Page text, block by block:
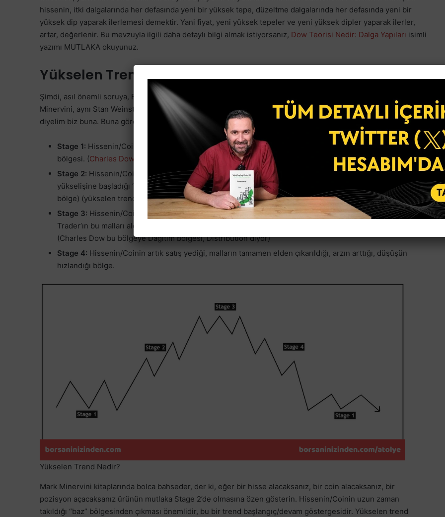
hissenin, itki dalgalarında her defasında yeni bir yüksek tepe, düzeltme dalgalarında her defasında yeni bir
yüksek dip yaparak ilerlemesi demektir. Yani fiyat, yeni yüksek tepeler ve yeni yüksek dipler yaparak ilerler,
artar, değerlenir. Bu mevzuyla ilgili daha detaylı bilgi almak istiyorsanız, Dow Teorisi Nedir: Dalga Yapıları isimli
yazımı MUTLAKA okuyunuz.
Yükselen Trend Nedir? Stage 1-2-3-4 Açıklaması
Şimdi, asıl önemli soruya, Bir Hissenin Yükselen Trendde Olup Olmadığı Nasıl Anlaşılır sorusuna bakalım. Mark
Minervini, aynı Stan Weinstein gibi, bir hissenin dalga yapısının 4 aşamadan oluştuğuna inanıyor. 4 Stage
diyelim biz buna. Buna göre, bir hissenin döngüsü 4 aşamadan oluşur.
Stage 1: Hissenin/Coinin dip olduğu, toplandığı, büyük para sahiplerinin maliyetlendiği konsolidasyon
bölgesi. (Charles Dow
’un Toplama dediği, Accumulation dediği bölge)
Stage 2: Hissenin/Coinin Stage 1’deki konsolidasyonu kırdığı, yukarı doğru iyi bir atak yaptığı, orta vade
yükselişine başladığı “trend” bölgesi, yükseliş bölgesi. (Charles Dow’un Katılım dediği, Mark Up dediği
bölge) (yükselen trend nedir sorusunun temel cevabı burada)
Stage 3: Hissenin/Coinin tepede pik yaptığı, malların Akıllı Paradan yavaş yavaş çıktığı, Amatör Retail
Trader’ın bu malları aldığı bölge. Bu bölge de yapısı itibariyle bir “konsolidasyon”, bir “range” barındırır.
(Charles Dow bu bölgeye Dağıtım bölgesi, Distribution diyor)
Stage 4: Hissenin/Coinin artık satış yediği, malların tamamen elden çıkarıldığı, arzın arttığı, düşüşün
hızlandığı bölge.
Yükselen Trend Nedir?
Mark Minervini kitaplarında bolca bahseder, der ki, eğer bir hisse alacaksanız, bir coin alacaksanız, bir
pozisyon açacaksanız ürünün mutlaka Stage 2’de olmasına özen gösterin. Hissenin/Coinin uzun zaman
takıldığı “baz” bölgesinden çıkması önemlidir, bu bir trend başlangıç/devam göstergesidir. Yükselen trend